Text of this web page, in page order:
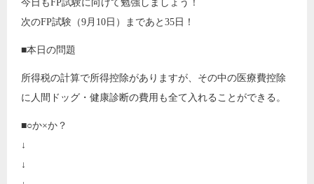
今日もFP試験に向けて勉強しましょう！
次のFP試験（9月10日）まであと35日！
■本日の問題
所得税の計算で所得控除がありますが、その中の医療費控除
に人間ドッグ・健康診断の費用も全て入れることができる。
■○か×か？
↓
↓